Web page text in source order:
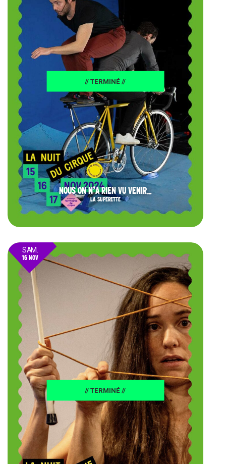
// TERMINÉ //
NOUS ON N’A RIEN VU VENIR…
LA SUPERETTE
SAM.
16 NOV
24
// TERMINÉ //